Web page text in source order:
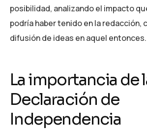
posibilidad, analizando el impacto
podría haber tenido en la redacción,
difusión de ideas en aquel entonces.
La importancia de
Declaración de
Independencia